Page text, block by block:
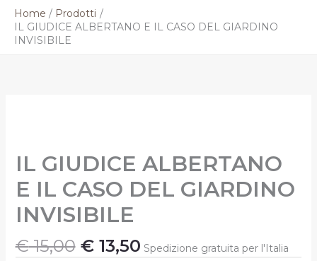
contenuto
Home
Prodotti
IL GIUDICE ALBERTANO E IL CASO DEL GIARDINO
INVISIBILE
IL GIUDICE ALBERTANO
E IL CASO DEL GIARDINO
INVISIBILE
€15,00
era:
€ 15,00.
€13,50
è:
€ 13,50.
Spedizione gratuita per l'Italia
DEL
GIARDINO
INVISIBILE